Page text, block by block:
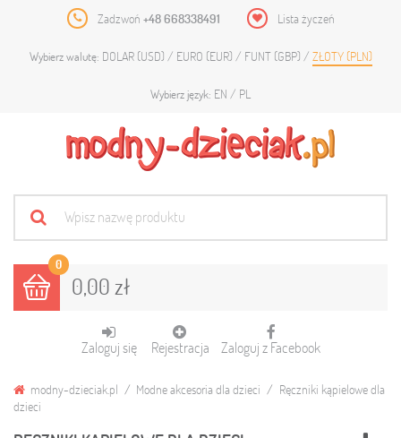
Zadzwoń +48 668338491 Lista życzeń
Wybierz walutę: DOLAR (USD) EURO (EUR) FUNT (GBP) ZŁOTY (PLN)
Wybierz język: EN PL
0
0,00 zł
Zaloguj się Rejestracja Zaloguj z Facebook
modny-dzieciak.pl Modne akcesoria dla dzieci
Ręczniki kąpielowe dla
dzieci